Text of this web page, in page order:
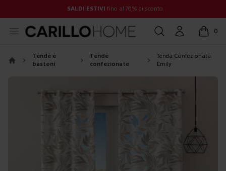
SALDI ESTIVI fino al 70% di sconto
Open menu Cerca Account 0
items
Tende e
bastoni
Tende
confezionate
Tenda Confezionata
Emily